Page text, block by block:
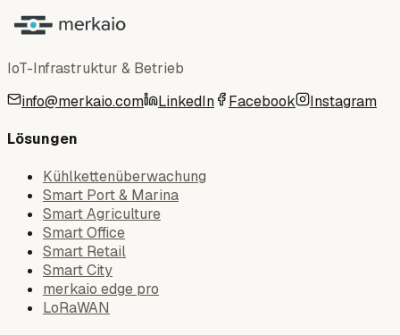
IoT-Infrastruktur & Betrieb
info@merkaio.com
LinkedIn Facebook Instagram
Lösungen
Kühlkettenüberwachung
Smart Port & Marina
Smart Agriculture
Smart Office
Smart Retail
Smart City
merkaio edge pro
LoRaWAN